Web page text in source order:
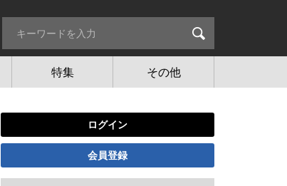
特集 その他
ログイン
会員登録